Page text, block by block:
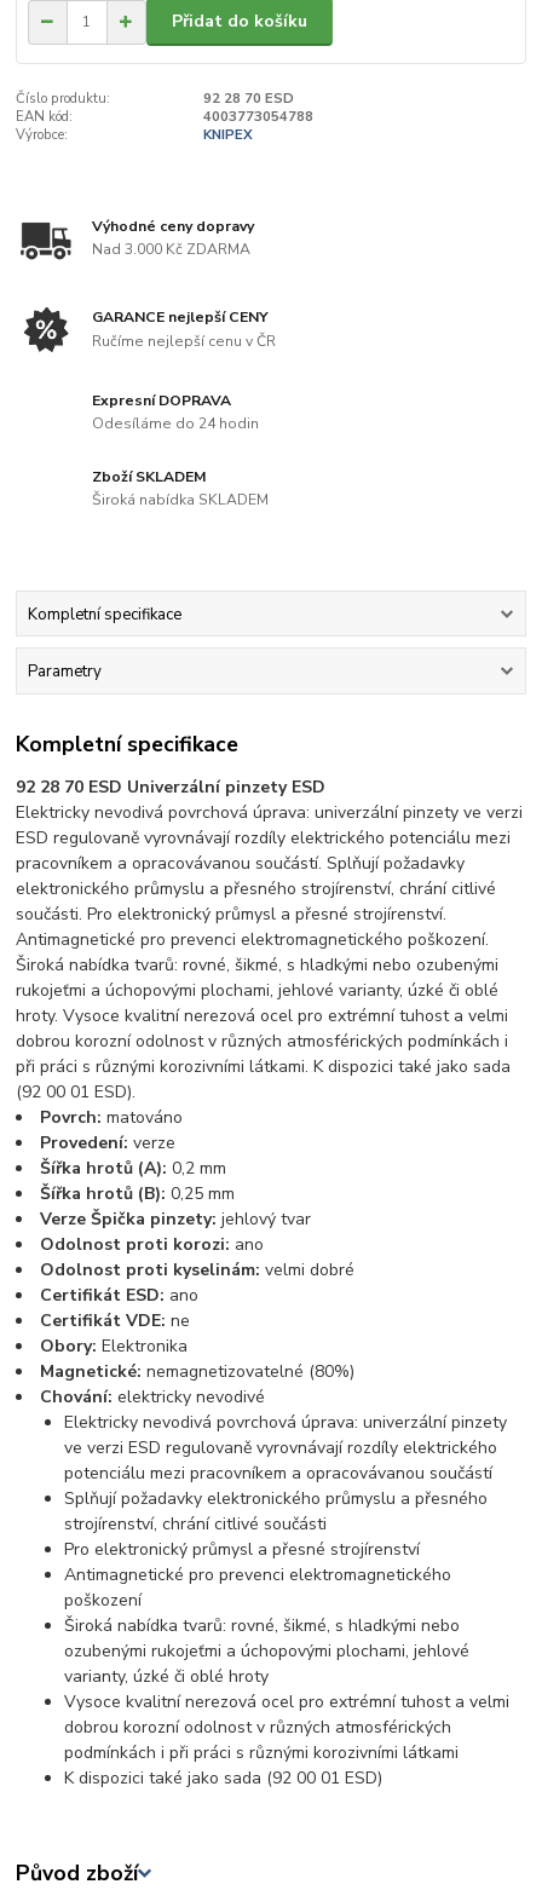
Přidat do košíku
Číslo produktu:
92 28 70 ESD
EAN kód:
4003773054788
Výrobce:
KNIPEX
Výhodné ceny dopravy
Nad 3.000 Kč ZDARMA
GARANCE nejlepší CENY
Ručíme nejlepší cenu v ČR
Expresní DOPRAVA
Odesíláme do 24 hodin
Zboží SKLADEM
Široká nabídka SKLADEM
Kompletní specifikace
Parametry
Kompletní specifikace
92 28 70 ESD Univerzální pinzety ESD
Elektricky nevodivá povrchová úprava: univerzální pinzety ve verzi
ESD regulovaně vyrovnávají rozdíly elektrického potenciálu mezi
pracovníkem a opracovávanou součástí. Splňují požadavky
elektronického průmyslu a přesného strojírenství, chrání citlivé
součásti. Pro elektronický průmysl a přesné strojírenství.
Antimagnetické pro prevenci elektromagnetického poškození.
Široká nabídka tvarů: rovné, šikmé, s hladkými nebo ozubenými
rukojeťmi a úchopovými plochami, jehlové varianty, úzké či oblé
hroty. Vysoce kvalitní nerezová ocel pro extrémní tuhost a velmi
dobrou korozní odolnost v různých atmosférických podmínkách i
při práci s různými korozivními látkami. K dispozici také jako sada
(92 00 01 ESD).
Povrch:matováno
Provedení:verze
Šířka hrotů (A):0,2 mm
Šířka hrotů (B):0,25 mm
Verze Špička pinzety:jehlový tvar
Odolnost proti korozi: ano
Odolnost proti kyselinám:velmi dobré
Certifikát ESD: ano
Certifikát VDE:ne
Obory:Elektronika
Magnetické:nemagnetizovatelné (80%)
Chování:elektricky nevodivé
Elektricky nevodivá povrchová úprava: univerzální pinzety
ve verzi ESD regulovaně vyrovnávají rozdíly elektrického
potenciálu mezi pracovníkem a opracovávanou součástí
Splňují požadavky elektronického průmyslu a přesného
strojírenství, chrání citlivé součásti
Pro elektronický průmysl a přesné strojírenství
Antimagnetické pro prevenci elektromagnetického
poškození
Široká nabídka tvarů: rovné, šikmé, s hladkými nebo
ozubenými rukojeťmi a úchopovými plochami, jehlové
varianty, úzké či oblé hroty
Vysoce kvalitní nerezová ocel pro extrémní tuhost a velmi
dobrou korozní odolnost v různých atmosférických
podmínkách i při práci s různými korozivními látkami
K dispozici také jako sada (92 00 01 ESD)
Původ zboží